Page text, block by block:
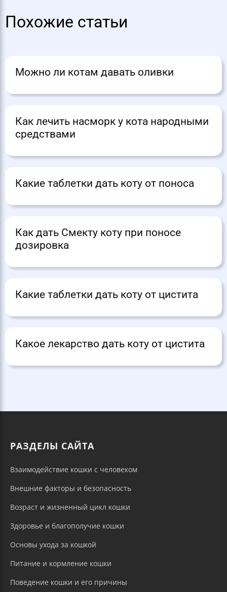
Похожие статьи
Можно ли котам давать оливки
Как лечить насморк у кота народными
средствами
Какие таблетки дать коту от поноса
Как дать Смекту коту при поносе
дозировка
Какие таблетки дать коту от цистита
Какое лекарство дать коту от цистита
РАЗДЕЛЫ САЙТА
Взаимодействие кошки с человеком
Внешние факторы и безопасность
Возраст и жизненный цикл кошки
Здоровье и благополучие кошки
Основы ухода за кошкой
Питание и кормление кошки
Поведение кошки и его причины